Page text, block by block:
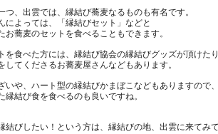
つ、出雲では、縁結び蕎麦なるものも有名です。
によっては、「縁結びセット」などと
を食べた方には、縁結び協会の縁結びグッズが頂けた
いや、ハート型の縁結びかまぼこなどもありますので